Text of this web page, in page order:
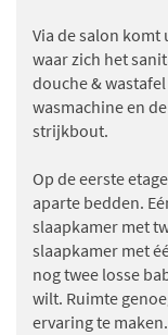
Via de salon komt
waar zich het
douche &
wasmachine en
strijkbout.
Op de eerste
aparte bedden.
slaapkamer met
slaapkamer met
nog twee losse
wilt. Ruimte
ervaring te maken.